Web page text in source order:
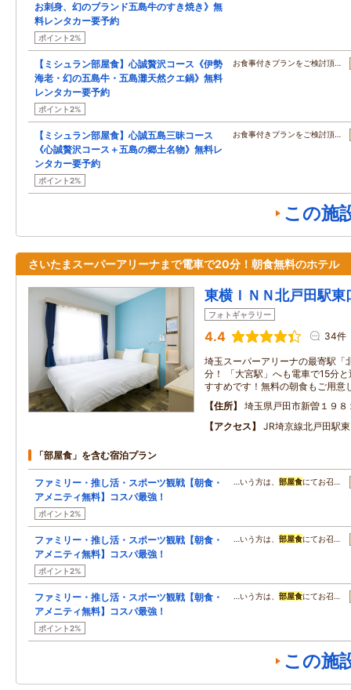
お刺身、幻のブランド五島牛のすき焼き》無
料レンタカー要予約
ポイント2%
【ミシュラン部屋食】心誠贅沢コース《伊勢
海老・幻の五島牛・五島灘天然クエ鍋》無料
レンタカー要予約
ポイント2%
お食事付きプランをご検討頂…
【ミシュラン部屋食】心誠五島三昧コース
《心誠贅沢コース＋五島の郷土名物》無料レ
ンタカー要予約
ポイント2%
お食事付きプランをご検討頂…
この施
さいたまスーパーアリーナまで電車で20分！朝食無料のホテル
東横ＩＮＮ北戸田駅東
フォトギャラリー
4.4 34件
埼玉スーパーアリーナの最寄駅「
分！ 「大宮駅」へも電車で15分
すすめです！無料の朝食もご用意
住所
埼玉県戸田市新曽１９８
アクセス
JR埼京線北戸田駅
「部屋食」を含む宿泊プラン
ファミリー・推し活・スポーツ観戦【朝食・
アメニティ無料】コスパ最強！
ポイント2%
…いう方は、 部屋食にてお召…
ファミリー・推し活・スポーツ観戦【朝食・
アメニティ無料】コスパ最強！
ポイント2%
…いう方は、 部屋食にてお召…
ファミリー・推し活・スポーツ観戦【朝食・
アメニティ無料】コスパ最強！
ポイント2%
…いう方は、 部屋食にてお召…
この施